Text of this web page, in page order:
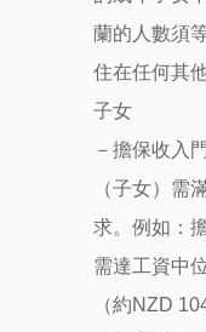
蘭的人數須
住在任何其
子女
－擔保收入
（子女）需
求。例如：
需達工資中
（約NZD